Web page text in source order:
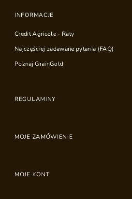
INFORMACJE
Credit Agricole - Raty
Najczęściej zadawane pytania (FAQ)
Poznaj GrainGold
REGULAMINY
MOJE ZAMÓWIENIE
MOJE KONT